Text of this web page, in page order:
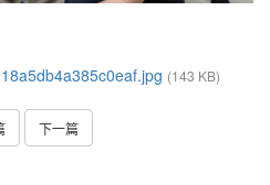
(143 KB)
下一篇